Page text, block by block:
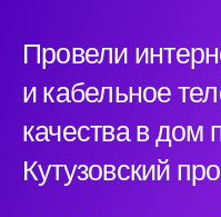
Провели
и кабельное
качества в дом
Кутузовский